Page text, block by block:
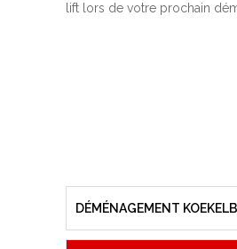
lift lors de votre prochain
DÉMÉNAGEMENT